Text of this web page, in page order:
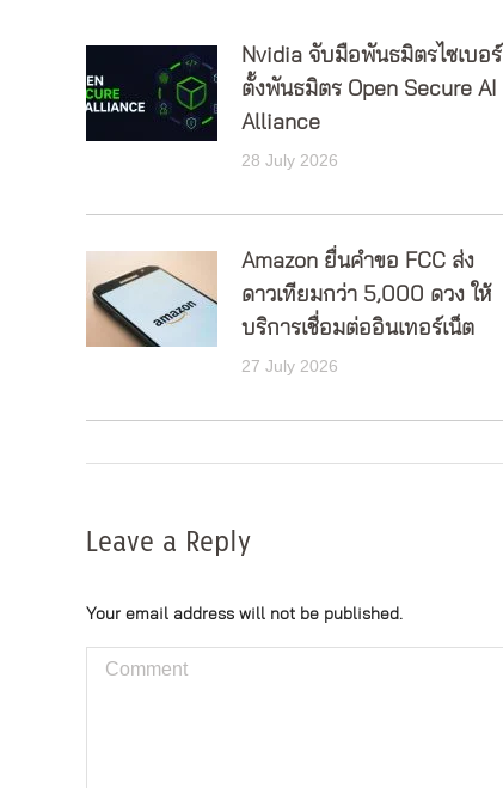
Nvidia จับมือพันธมิตรไซเบอร์
ตั้งพันธมิตร Open Secure AI
Alliance
28 July 2026
Amazon ยื่นคำขอ FCC ส่ง
ดาวเทียมกว่า 5,000 ดวง ให้
บริการเชื่อมต่ออินเทอร์เน็ต
27 July 2026
Leave a Reply
Your email address will not be published.
Comment